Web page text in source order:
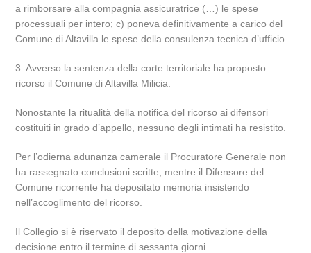
a rimborsare alla compagnia assicuratrice (…) le spese
processuali per intero; c) poneva definitivamente a carico del
Comune di Altavilla le spese della consulenza tecnica d’ufficio.
3. Avverso la sentenza della corte territoriale ha proposto
ricorso il Comune di Altavilla Milicia.
Nonostante la ritualità della notifica del ricorso ai difensori
costituiti in grado d’appello, nessuno degli intimati ha resistito.
Per l’odierna adunanza camerale il Procuratore Generale non
ha rassegnato conclusioni scritte, mentre il Difensore del
Comune ricorrente ha depositato memoria insistendo
nell’accoglimento del ricorso.
Il Collegio si è riservato il deposito della motivazione della
decisione entro il termine di sessanta giorni.